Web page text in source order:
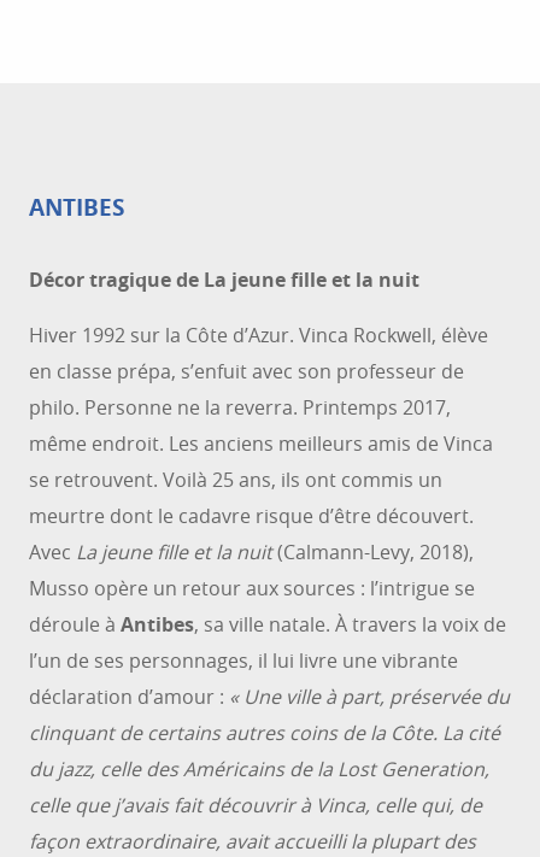
ANTIBES
Décor tragique de La jeune fille et la nuit
Hiver 1992 sur la Côte d’Azur. Vinca Rockwell, élève
en classe prépa, s’enfuit avec son professeur de
philo. Personne ne la reverra. Printemps 2017,
même endroit. Les anciens meilleurs amis de Vinca
se retrouvent. Voilà 25 ans, ils ont commis un
meurtre dont le cadavre risque d’être découvert.
Avec La jeune fille et la nuit(Calmann-Levy, 2018),
Musso opère un retour aux sources : l’intrigue se
déroule à Antibes, sa ville natale. À travers la voix de
l’un de ses personnages, il lui livre une vibrante
déclaration d’amour : « Une ville à part, préservée du
clinquant de certains autres coins de la Côte. La cité
du jazz, celle des Américains de la Lost Generation,
celle que j’avais fait découvrir à Vinca, celle qui, de
façon extraordinaire, avait accueilli la plupart des